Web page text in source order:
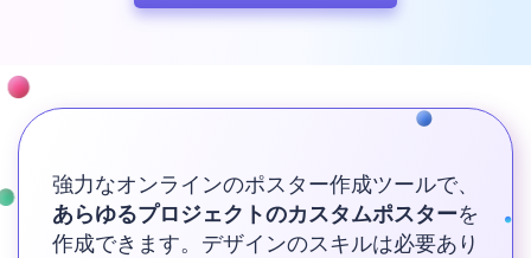
強力なオンラインのポスター作成ツールで、
あらゆるプロジェクトのカスタムポスターを
作成できます。デザインのスキルは必要あり